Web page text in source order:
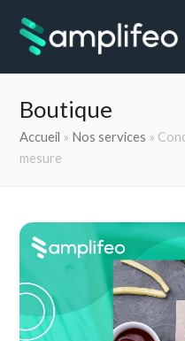
Boutique
Accueil » Nos services »
mesure